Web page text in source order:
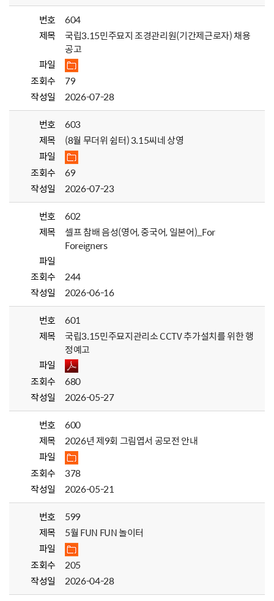
번호
604
제목
국립3.15민주묘지 조경관리원(기간제근로자) 채용
공고
파일
조회수
79
작성일
2026-07-28
번호
603
제목
(8월 무더위 쉼터) 3.15씨네 상영
파일
조회수
69
작성일
2026-07-23
번호
602
제목
셀프 참배 음성(영어, 중국어, 일본어)_For
Foreigners
파일
조회수
244
작성일
2026-06-16
번호
601
제목
국립3.15민주묘지관리소 CCTV 추가설치를 위한 행
정예고
파일
조회수
680
작성일
2026-05-27
번호
600
제목
2026년 제9회 그림엽서 공모전 안내
파일
조회수
378
작성일
2026-05-21
번호
599
제목
5월 FUN FUN 놀이터
파일
조회수
205
작성일
2026-04-28